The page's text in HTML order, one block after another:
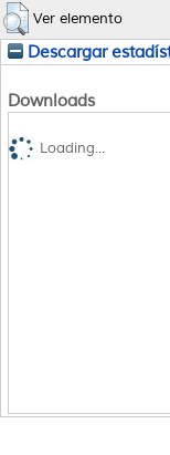
Ver elemento
Descargar
Downloads
Loading...